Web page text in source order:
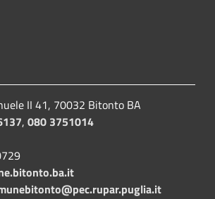
II 41, 70032 Bitonto BA
, 080 3751014